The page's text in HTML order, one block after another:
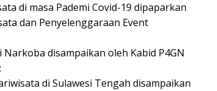
di masa Pademi Covid-19 dipaparkan
dan Penyelenggaraan Event
disampaikan oleh Kabid P4GN
di Sulawesi Tengah disampaikan